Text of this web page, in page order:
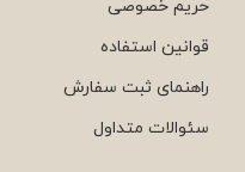
حریم خصوصی
قوانین استفاده
راهنمای ثبت سفارش
سئوالات متداول